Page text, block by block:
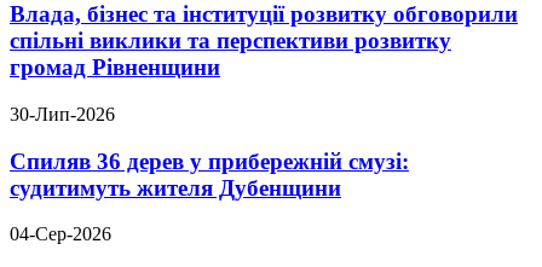
Влада, бізнес та інституції розвитку обговорили
спільні виклики та перспективи розвитку
громад Рівненщини
30-Лип-2026
Спиляв 36 дерев у прибережній смузі:
судитимуть жителя Дубенщини
04-Сер-2026